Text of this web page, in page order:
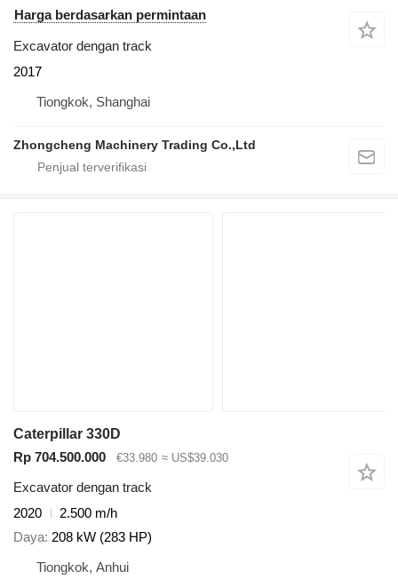
Harga berdasarkan permintaan
Excavator dengan track
2017
Tiongkok, Shanghai
Zhongcheng Machinery Trading Co.,Ltd
Caterpillar 330D
Rp 704.500.000
€33.980 ≈ US$39.030
Excavator dengan track
2020
2.500 m/h
Daya 208 kW (283 HP)
Tiongkok, Anhui